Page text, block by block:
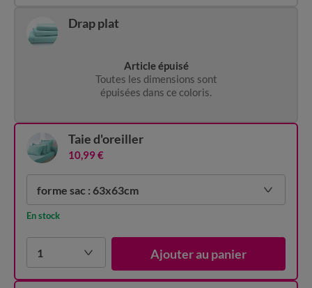
Article épuisé
Toutes les dimensions sont
épuisées dans ce coloris.
Drap plat
forme sac : 63x63cm
En stock
1 Ajouter au panier
Taie d'oreiller
10,99 €